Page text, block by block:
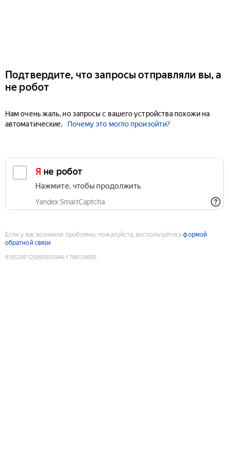
Подтвердите, что запросы отправляли вы, а
не робот
Нам очень жаль, но запросы с вашего устройства похожи на
автоматические.
Почему это могло произойти?
Я не робот
Нажмите, чтобы продолжить
Yandex SmartCaptcha
Если у вас возникли проблемы, пожалуйста, воспользуйтесьформой
обратной связи
9185295125893503946:1786139005